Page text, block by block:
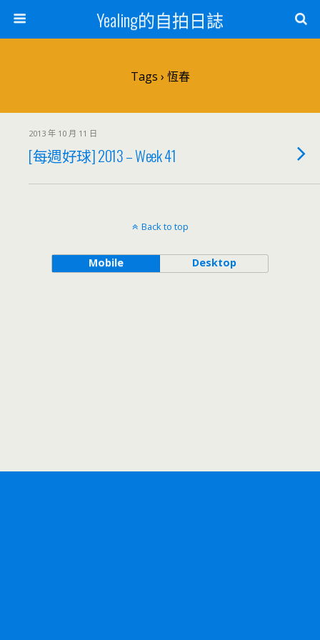
Yealing的自拍日誌
Tags › 恆春
2013 年 10 月 11 日
[每週好球] 2013 – Week 41
Back to top
Mobile Desktop